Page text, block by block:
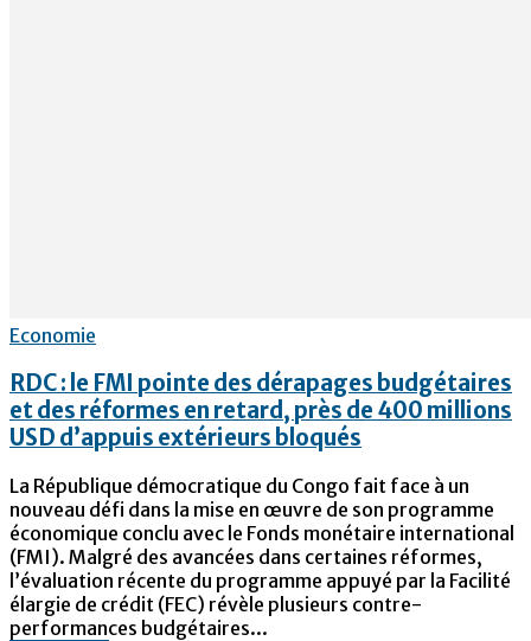
Economie
RDC : le FMI pointe des dérapages budgétaires
et des réformes en retard, près de 400 millions
USD d’appuis extérieurs bloqués
La République démocratique du Congo fait face à un
nouveau défi dans la mise en œuvre de son programme
économique conclu avec le Fonds monétaire international
(FMI). Malgré des avancées dans certaines réformes,
l’évaluation récente du programme appuyé par la Facilité
élargie de crédit (FEC) révèle plusieurs contre-
performances budgétaires...